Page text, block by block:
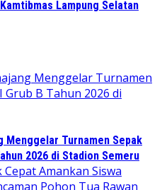
Lampung Selatan
Menggelar Turnamen Sepak
2026 di Stadion Semeru